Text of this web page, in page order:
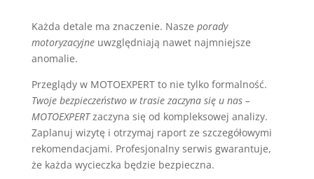
Każda detale ma znaczenie. Nasze porady
motoryzacyjneuwzględniają nawet najmniejsze
anomalie.
Przeglądy w MOTOEXPERT to nie tylko formalność.
Twoje bezpieczeństwo w trasie zaczyna się u nas –
MOTOEXPERTzaczyna się od kompleksowej analizy.
Zaplanuj wizytę i otrzymaj raport ze szczegółowymi
rekomendacjami. Profesjonalny serwis gwarantuje,
że każda wycieczka będzie bezpieczna.